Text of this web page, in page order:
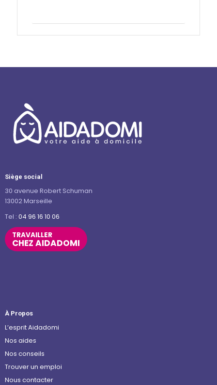
Siège social
30 avenue Robert Schuman
13002 Marseille
Tel : 04 96 16 10 06
TRAVAILLER
CHEZ AIDADOMI
À Propos
L’esprit Aidadomi
Nos aides
Nos conseils
Trouver un emploi
Nous contacter